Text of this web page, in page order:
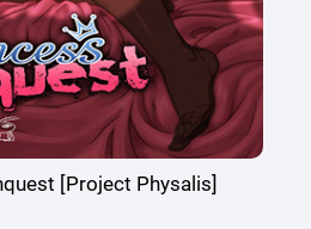
[Project Physalis]